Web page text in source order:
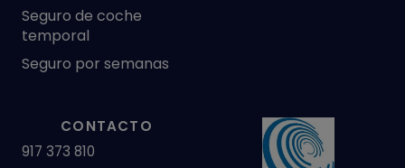
Seguro de coche
temporal
Seguro por semanas
CONTACTO
917 373 810